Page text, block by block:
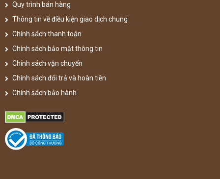
Quy trình bán hàng
Thông tin về điều kiện giao dịch chung
Chính sách thanh toán
Chính sách bảo mật thông tin
Chính sách vận chuyển
Chính sách đổi trả và hoàn tiền
Chính sách bảo hành